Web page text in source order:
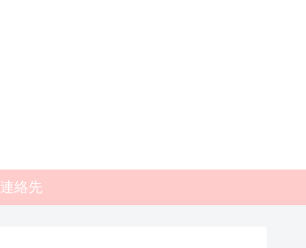
連絡先